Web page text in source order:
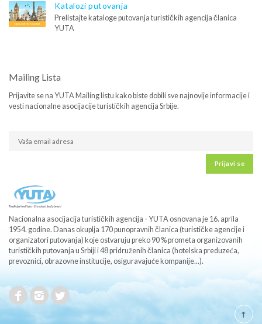
Katalozi putovanja
Prelistajte kataloge putovanja turističkih agencija članica
YUTA
Mailing Lista
Prijavite se na YUTA Mailing listu kako biste dobili sve najnovije informacije i
vesti nacionalne asocijacije turističkih agencija Srbije.
Prijavi se
Nacionalna asocijacija turističkih agencija - YUTA osnovana je 16. aprila
1954. godine. Danas okuplja 170 punopravnih članica (turističke agencije i
organizatori putovanja) koje ostvaruju preko 90 % prometa organizovanih
turističkih putovanja u Srbiji i 48 pridruženih članica (hotelska preduzeća,
prevoznici, obrazovne institucije, osiguravajuće kompanije...).